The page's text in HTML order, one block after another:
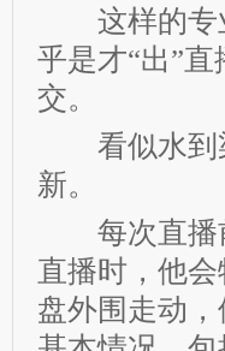
这样的专业
乎是才“出”
交。
看似水到渠
新。
每次直播前
直播时，他
盘外围走动